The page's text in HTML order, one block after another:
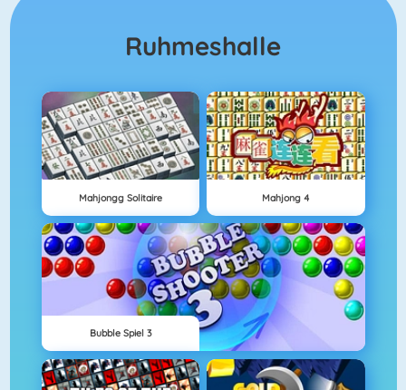
Ruhmeshalle
Mahjongg Solitaire Mahjong 4
Bubble Spiel 3